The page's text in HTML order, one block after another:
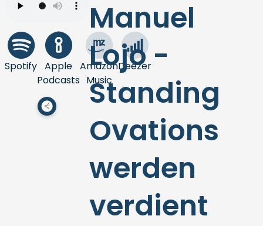
Spotify Apple
Podcasts
Amazon
Music
Deezer
Manuel
Lojo -
Standing
Ovations
werden
verdient